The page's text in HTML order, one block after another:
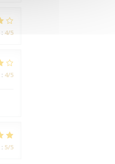
: 4/5
: 4/5
: 5/5